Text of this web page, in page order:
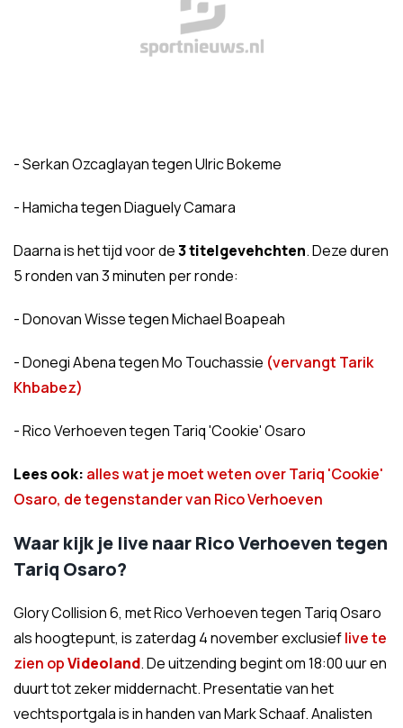
- Serkan Ozcaglayan tegen Ulric Bokeme
- Hamicha tegen Diaguely Camara
Daarna is het tijd voor de3 titelgevehchten. Deze duren
5 ronden van 3 minuten per ronde:
- Donovan Wisse tegen Michael Boapeah
- Donegi Abena tegen Mo Touchassie (vervangt Tarik
Khbabez)
- Rico Verhoeven tegen Tariq 'Cookie' Osaro
Lees ook: alles wat je moet weten over Tariq 'Cookie'
Osaro, de tegenstander van Rico Verhoeven
Waar kijk je live naar Rico Verhoeven tegen
Tariq Osaro?
Glory Collision 6, met Rico Verhoeven tegen Tariq Osaro
als hoogtepunt, is zaterdag 4 november exclusieflive te
zien opVideoland. De uitzending begint om 18:00 uur en
duurt tot zeker middernacht. Presentatie van het
vechtsportgala is in handen van Mark Schaaf. Analisten